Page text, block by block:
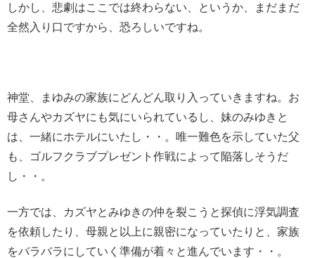
しかし、悲劇はここでは終わらない、というか、まだまだ
全然入り口ですから、恐ろしいですね。
神堂、まゆみの家族にどんどん取り入っていきますね。お
母さんやカズヤにも気にいられているし、妹のみゆきと
は、一緒にホテルにいたし・・。唯一難色を示していた父
も、ゴルフクラブプレゼント作戦によって陥落しそうだ
し・・。
一方では、カズヤとみゆきの仲を裂こうと探偵に浮気調査
を依頼したり、母親と以上に親密になっていたりと、家族
をバラバラにしていく準備が着々と進んでいます・・。